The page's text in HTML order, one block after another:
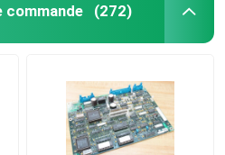
commande (272)